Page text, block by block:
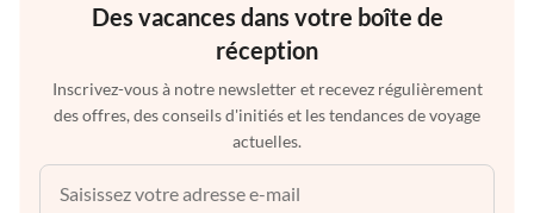
Des vacances dans votre boîte de
réception
Inscrivez-vous à notre newsletter et recevez régulièrement
des offres, des conseils d'initiés et les tendances de voyage
actuelles.